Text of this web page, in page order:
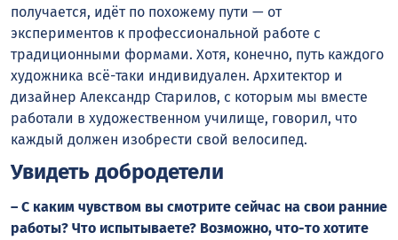
получается, идёт по похожему пути — от
экспериментов к профессиональной работе с
традиционными формами. Хотя, конечно, путь каждого
художника всё-таки индивидуален. Архитектор и
дизайнер Александр Старилов, с которым мы вместе
работали в художественном училище, говорил, что
каждый должен изобрести свой велосипед.
Увидеть добродетели
– С каким чувством вы смотрите сейчас на свои ранние
работы? Что испытываете? Возможно, что-то хотите